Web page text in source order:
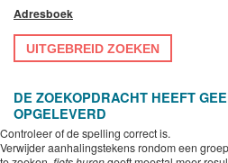
Adresboek
UITGEBREID ZOEKEN
DE ZOEKOPDRACHT HEEFT
OPGELEVERD
Controleer of de spelling correct is.
Verwijder aanhalingstekens rondom een